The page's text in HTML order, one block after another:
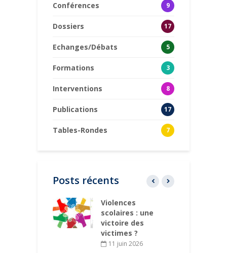
Conférences 9
Dossiers 17
Echanges/Débats 5
Formations 3
Interventions 8
Publications 17
Tables-Rondes 7
Posts récents
Violences
scolaires : une
victoire des
victimes ?
11 juin 2026